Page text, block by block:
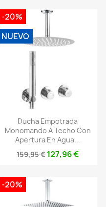
Ducha Empotrada
Monomando A Techo Con
Apertura En Agua...
159,95 € 127,96 €
-20%
NUEVO
-20%